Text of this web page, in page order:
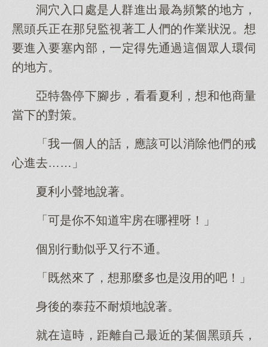
洞穴入口處是人群進出最為頻繁的地方，
黑頭兵正在那兒監視著工人們的作業狀況。想
要進入要塞內部，一定得先通過這個眾人環伺
的地方。
亞特魯停下腳步，看看夏利，想和他商量
當下的對策。
「我一個人的話，應該可以消除他們的戒
心進去……」
夏利小聲地說著。
「可是你不知道牢房在哪裡呀！」
個別行動似乎又行不通。
「既然來了，想那麼多也是沒用的吧！」
身後的泰菈不耐煩地說著。
就在這時，距離自己最近的某個黑頭兵，